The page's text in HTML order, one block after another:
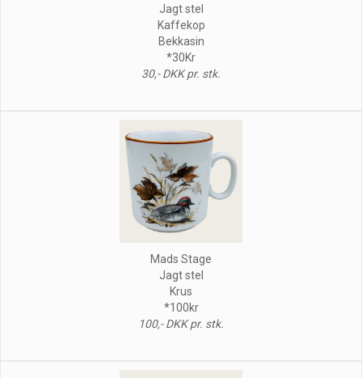
Jagt stel
Kaffekop
Bekkasin
*30Kr
30,- DKK pr. stk.
Mads Stage
Jagt stel
Krus
*100kr
100,- DKK pr. stk.